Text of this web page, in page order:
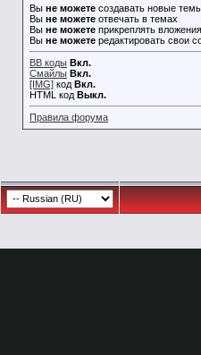
Вы не можете создавать новые
Вы не можете отвечать в темах
Вы не можете прикреплять вложения
Вы не можете редактировать свои
BB коды Вкл.
Смайлы Вкл.
[IMG] код Вкл.
HTML код Выкл.
Правила форума